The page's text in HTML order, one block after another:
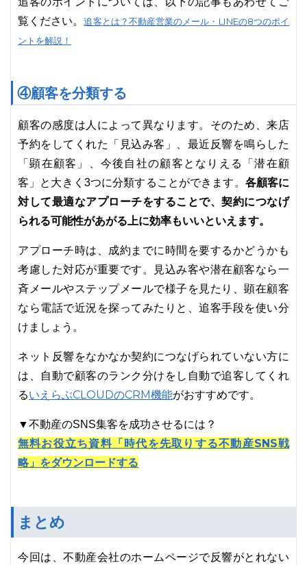
覧ください。追客とは？不動産営業のメール・LINEの8つのポイ
ントを解説！
④顧客を分類する
顧客の感度は人によって異なります。そのため、来店
予約をしてくれた「見込み客」、最近反響を鳴らした
「顕在顧客」、今後自社の顧客となりえる「潜在顧
客」と大きく3つに分類することができます。 各顧客に
対して最適なアプローチをすることで、契約につなげ
られる可能性があがる上に効率もいいといえます。
アプローチ時は、成約までに時間を要するかどうかも
考慮した対応が重要です。見込み客や潜在顧客なら一
斉メールやステップメールで様子を見たり、顕在顧客
なら電話で近況を探ってみたりと、追客手段を使い分
けましょう。
ネット反響をなかなか契約につなげられていない方に
は、自動で顧客のランク分けをし自動で追客してくれ
るいえらぶCLOUDのCRM機能がおすすめです。
▼不動産のSNS集客を成功させるには？
無料お役立ち資料「時代を先取りする不動産SNS戦
略」をダウンロードする
まとめ
今回は、不動産会社のホームページで反響がとれない